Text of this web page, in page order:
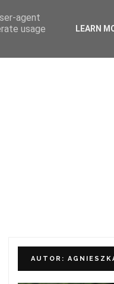
I KONTAKT
AUTOR:
agent
usage
LEARN